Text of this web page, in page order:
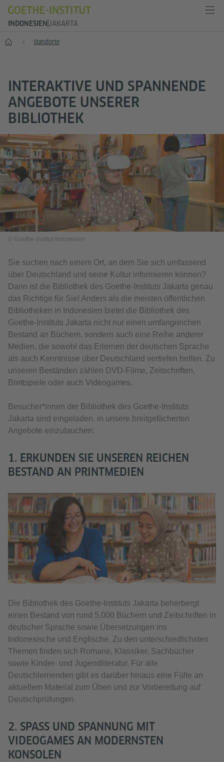
INDONESIEN JAKARTA
Start Standorte
INTERAKTIVE UND SPANNENDE
ANGEBOTE UNSERER
BIBLIOTHEK
© Goethe-Institut Indonesien
Sie suchen nach einem Ort, an dem Sie sich umfassend
über Deutschland und seine Kultur informieren können?
Dann ist die Bibliothek des Goethe-Instituts Jakarta genau
das Richtige für Sie! Anders als die meisten öffentlichen
Bibliotheken in Indonesien bietet die Bibliothek des
Goethe-Instituts Jakarta nicht nur einen umfangreichen
Bestand an Büchern, sondern auch eine Reihe anderer
Medien, die sowohl das Erlernen der deutschen Sprache
als auch Kenntnisse über Deutschland vertiefen helfen. Zu
unseren Beständen zählen DVD-Filme, Zeitschriften,
Brettspiele oder auch Videogames.
Besucher*innen der Bibliothek des Goethe-Instituts
Jakarta sind eingeladen, in unsere breitgefächerten
Angebote einzutauchen:
1. ERKUNDEN SIE UNSEREN REICHEN
BESTAND AN PRINTMEDIEN
© Goethe-Institut Indonesien
Die Bibliothek des Goethe-Instituts Jakarta beherbergt
einen Bestand von rund 5.000 Büchern und Zeitschriften in
deutscher Sprache sowie Übersetzungen ins
Indonesische und Englische. Zu den unterschiedlichsten
Themen finden sich Romane, Klassiker, Sachbücher
sowie Kinder- und Jugendliteratur. Für alle
Deutschlernenden gibt es darüber hinaus eine Fülle an
aktuellem Material zum Üben und zur Vorbereitung auf
Deutschprüfungen.
2. SPASS UND SPANNUNG MIT V
IDEOGAMES AN MODERNSTEN K
ONSOLEN